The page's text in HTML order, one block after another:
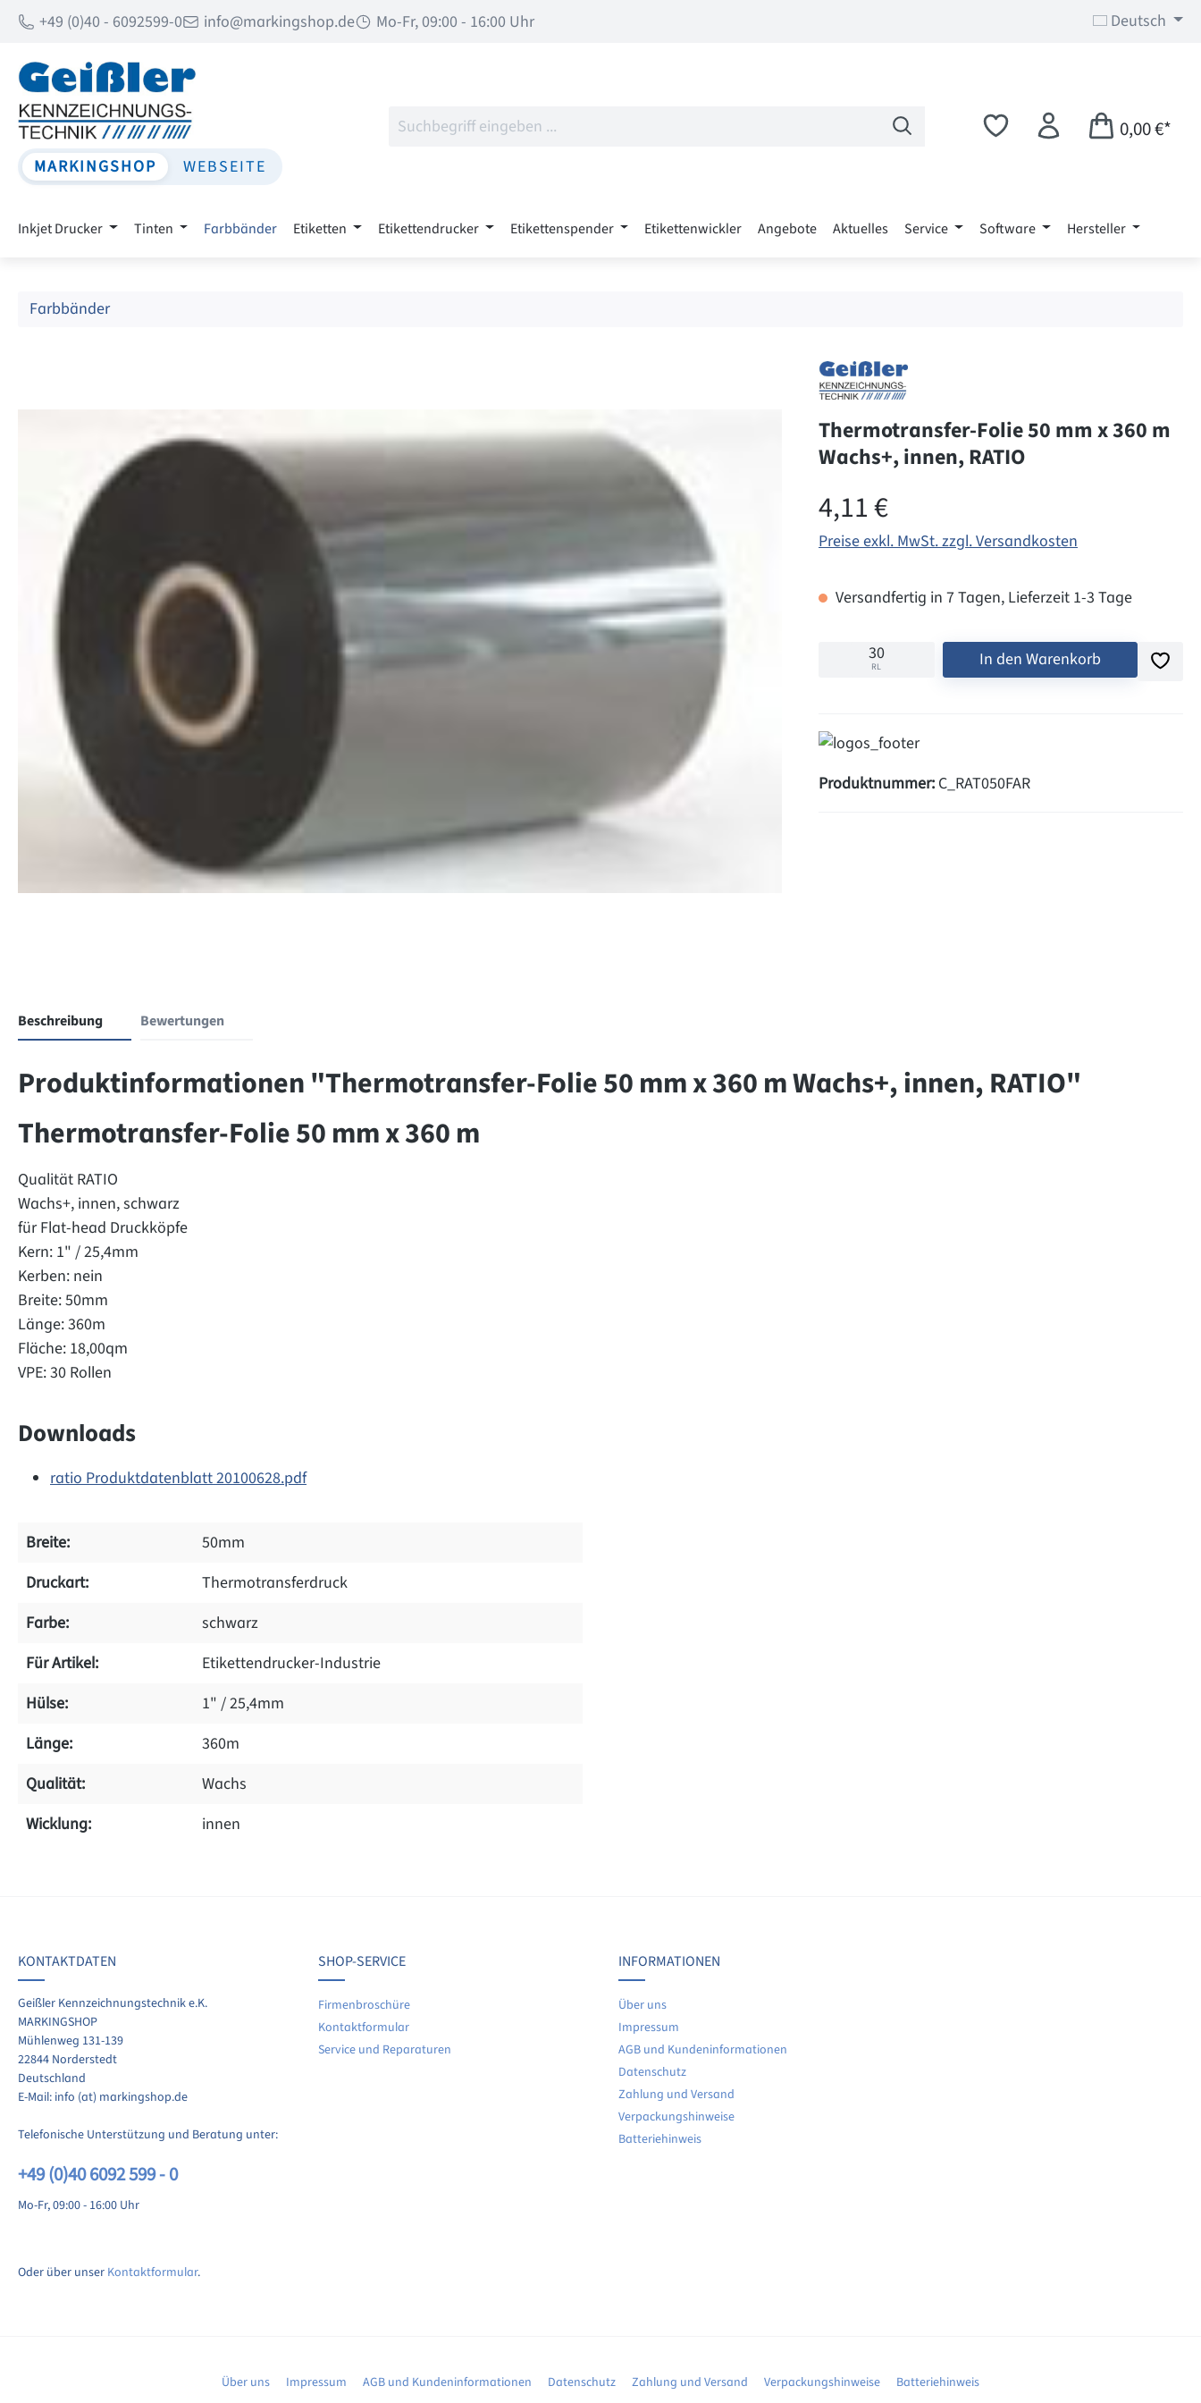
Hauptinhalt springen
Zur Suche springen
Zur Hauptnavigation springen
+49 (0)40 - 6092599-0 info@markingshop.de Mo-Fr, 09:00 - 16:00 Uhr Deutsch
MARKINGSHOP WEBSEITE
0,00 €*
Inkjet Drucker Tinten Farbbänder Etiketten Etikettendrucker Etikettenspender Etikettenwickler Angebote Aktuelles Service Software Hersteller
Farbbänder
Thermotransfer-Folie 50 mm x 360 m
Wachs+, innen, RATIO
Regulärer Preis:
4,11 €
Preise exkl. MwSt. zzgl. Versandkosten
Versandfertig in 7 Tagen, Lieferzeit 1-3 Tage
RL In den Warenkorb
Produktnummer: C_RAT050FAR
Beschreibung Bewertungen
Produktinformationen "Thermotransfer-Folie 50 mm x 360 m Wachs+, innen, RATIO"
Thermotransfer-Folie 50 mm x 360 m
Qualität RATIO
Wachs+, innen, schwarz
für Flat-head Druckköpfe
Kern: 1" / 25,4mm
Kerben: nein
Breite: 50mm
Länge: 360m
Fläche: 18,00qm
VPE: 30 Rollen
Downloads
ratio Produktdatenblatt 20100628.pdf
Breite:
50mm
Druckart:
Thermotransferdruck
Farbe:
schwarz
Für Artikel:
Etikettendrucker-Industrie
Hülse:
1" / 25,4mm
Länge:
360m
Qualität:
Wachs
Wicklung:
innen
Sie Ihre Erfahrungen mit anderen Kunden.
schreiben
Keine Bewertungen gefunden. Teilen Sie Ihre Erfahrungen mit anderen.
KONTAKTDATEN
Geißler Kennzeichnungstechnik e.K.
MARKINGSHOP
Mühlenweg 131-139
22844 Norderstedt
Deutschland
E-Mail: info (at) markingshop.de
Telefonische Unterstützung und Beratung unter:
+49 (0)40 6092 599 - 0
Mo-Fr, 09:00 - 16:00 Uhr
Oder über unser Kontaktformular.
SHOP-SERVICE
Firmenbroschüre
Kontaktformular
Service und Reparaturen
INFORMATIONEN
Über uns
Impressum
AGB und Kundeninformationen
Datenschutz
Zahlung und Versand
Verpackungshinweise
Batteriehinweis
Über uns Impressum AGB und Kundeninformationen Datenschutz Zahlung und Versand Verpackungshinweise Batteriehinweis